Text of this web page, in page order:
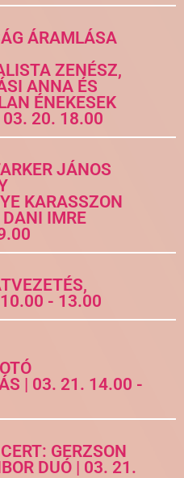
ÁRAMLÁSA
ZENÉSZ,
ANNA ÉS
ÉNEKESEK
03. 20. 18.00
JÁNOS
KARASSZON
DANI IMRE
- 13.00
| 03. 21. 14.00 -
GERZSON
DUÓ | 03. 21.